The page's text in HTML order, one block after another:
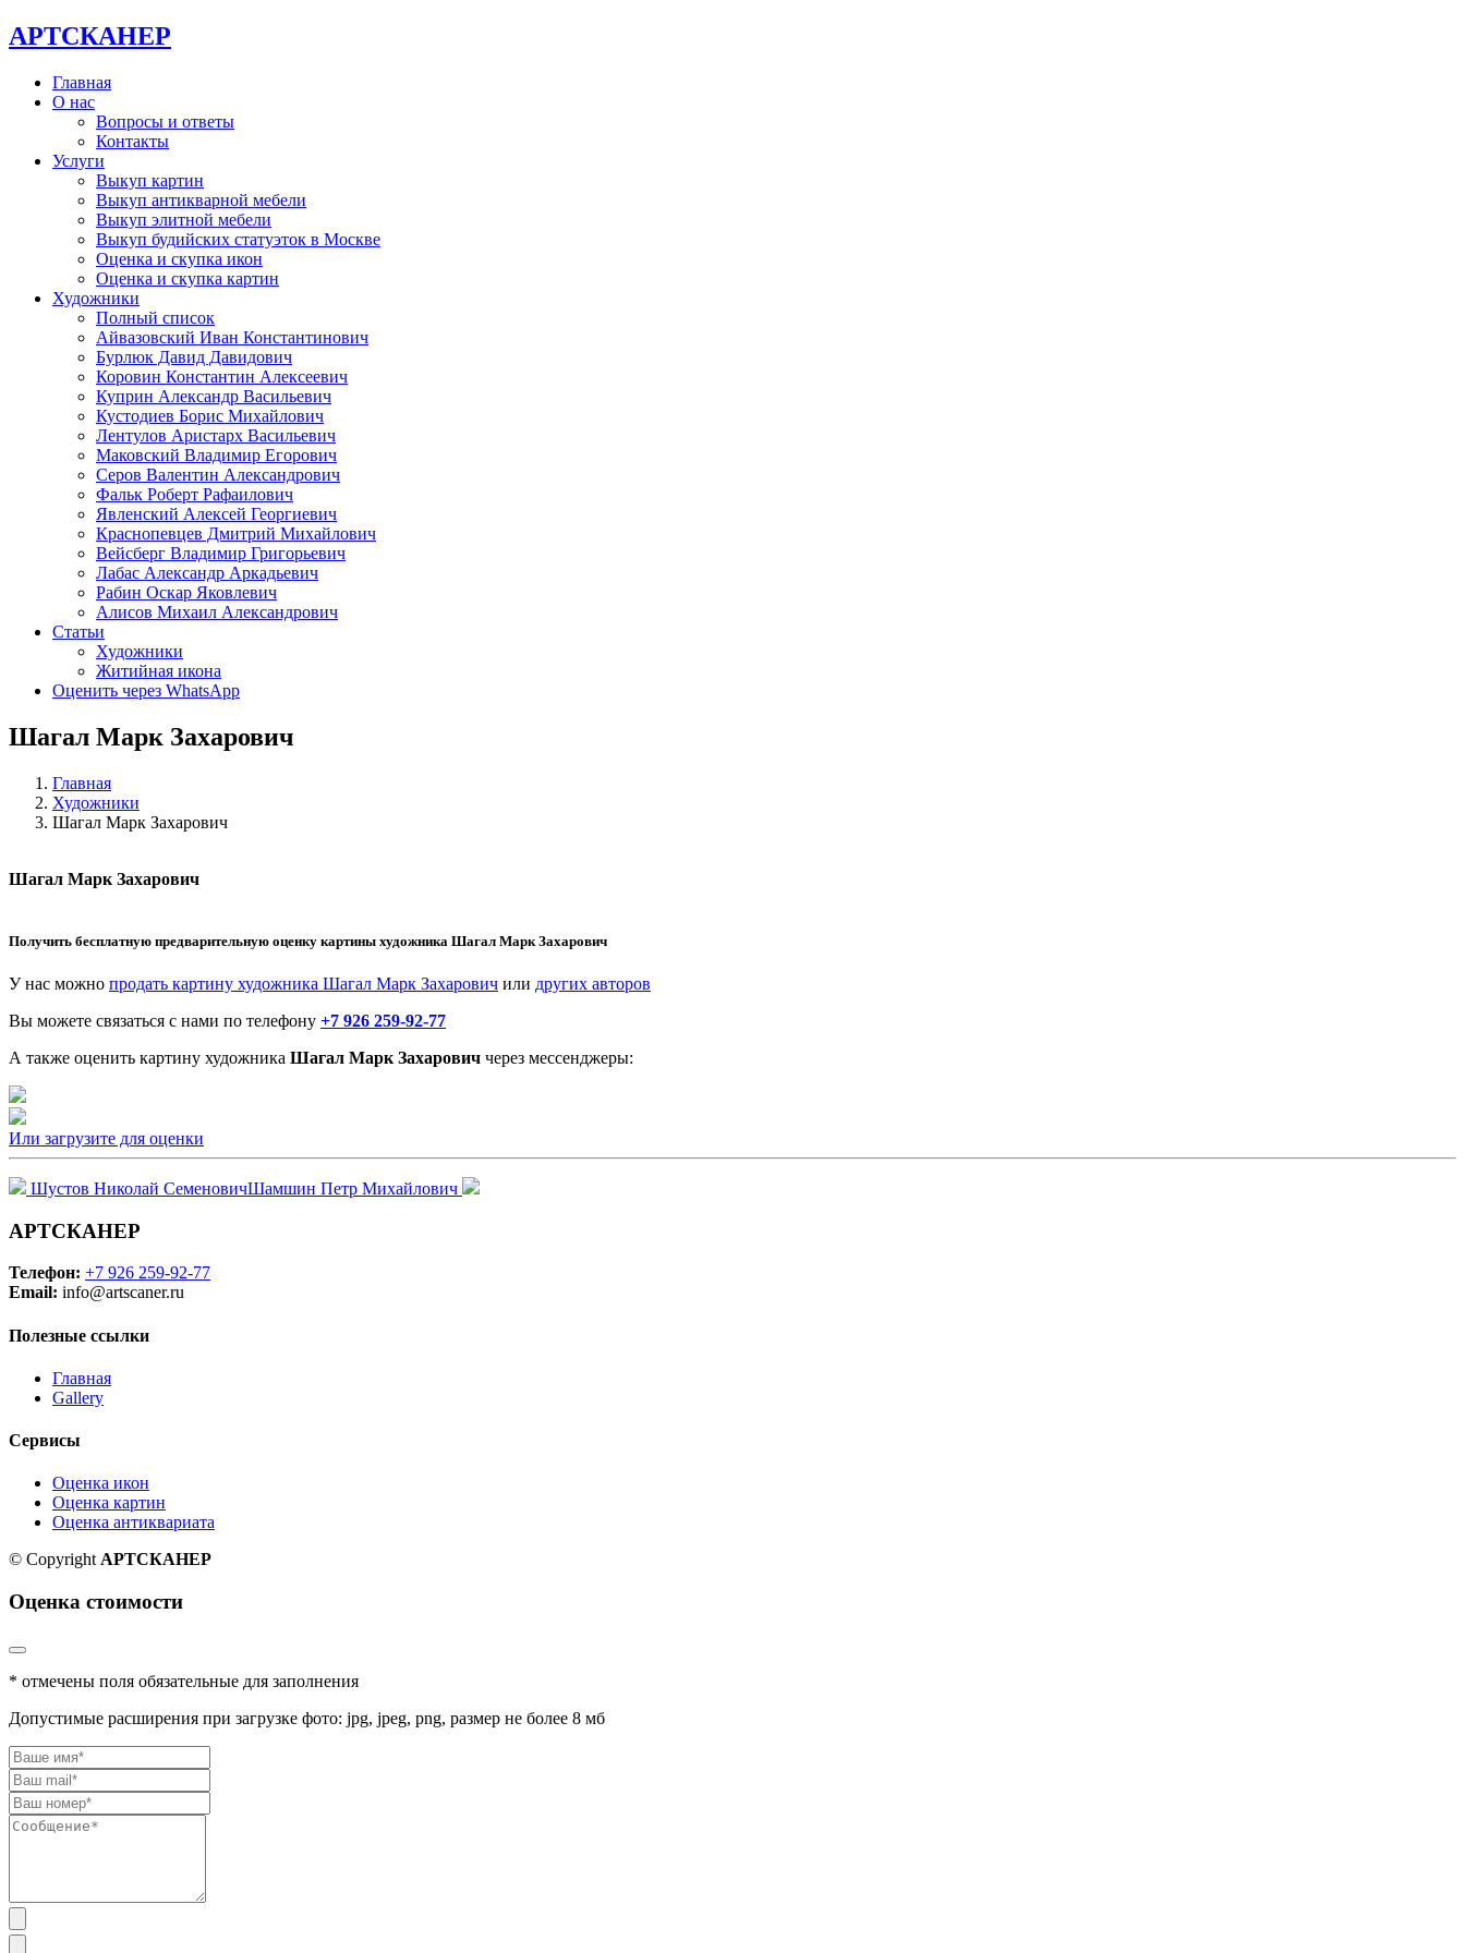
АРТСКАНЕР
Главная
О нас
Вопросы и ответы
Контакты
Услуги
Выкуп картин
Выкуп антикварной мебели
Выкуп элитной мебели
Выкуп будийских статуэток в Москве
Оценка и скупка икон
Оценка и скупка картин
Художники
Полный список
Айвазовский Иван Константинович
Бурлюк Давид Давидович
Коровин Константин Алексеевич
Куприн Александр Васильевич
Кустодиев Борис Михайлович
Лентулов Аристарх Васильевич
Маковский Владимир Егорович
Серов Валентин Александрович
Фальк Роберт Рафаилович
Явленский Алексей Георгиевич
Краснопевцев Дмитрий Михайлович
Вейсберг Владимир Григорьевич
Лабас Александр Аркадьевич
Рабин Оскар Яковлевич
Алисов Михаил Александрович
Статьи
Художники
Житийная икона
Оценить через WhatsApp
Шагал Марк Захарович
Главная
Художники
Шагал Марк Захарович
Шагал Марк Захарович
Получить бесплатную предварительную оценку картины художника Шагал Марк Захарович
У нас можно продать картину художника Шагал Марк Захарович или других авторов
Вы можете связаться с нами по телефону +7 926 259-92-77
А также оценить картину художника Шагал Марк Захарович через мессенджеры:
Или загрузите для оценки
Шустов Николай СеменовичШамшин Петр Михайлович
АРТСКАНЕР
Телефон: +7 926 259-92-77
Email: info@artscaner.ru
Полезные ссылки
Главная
Gallery
Сервисы
Оценка икон
Оценка картин
Оценка антиквариата
© CopyrightАРТСКАНЕР
Оценка стоимости
* отмечены поля обязательные для заполнения
Допустимые расширения при загрузке фото: jpg, jpeg, png, размер не более 8 мб